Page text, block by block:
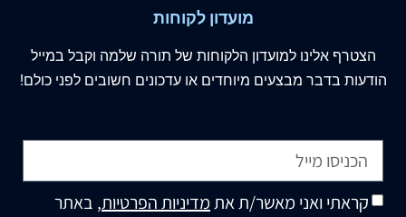
מועדון לקוחות
הצטרף אלינו למועדון הלקוחות של תורה שלמה וקבל במייל
הודעות בדבר מבצעים מיוחדים או עדכונים חשובים לפני כולם!
קראתי ואני מאשר/ת אתמדיניות הפרטיות, באתר